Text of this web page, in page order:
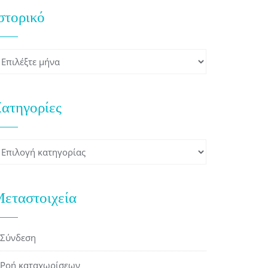
Σύνδεση
Ροή καταχωρίσεων